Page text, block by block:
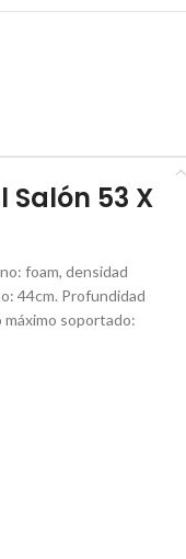
Salón 53 X
foam, densidad
44cm. Profundidad
soportado: